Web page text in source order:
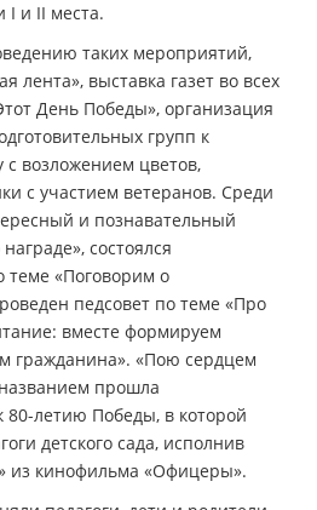
I и II места.
таких мероприятий,
лента», выставка газет во всех
День Победы», организация
групп к
с возложением цветов,
с участием ветеранов. Среди
и познавательный
состоялся
теме «Поговорим о
педсовет по теме «Про
вместе формируем
гражданина». «Пою сердцем
прошла
80-летию Победы, в которой
детского сада, исполнив
из кинофильма «Офицеры».